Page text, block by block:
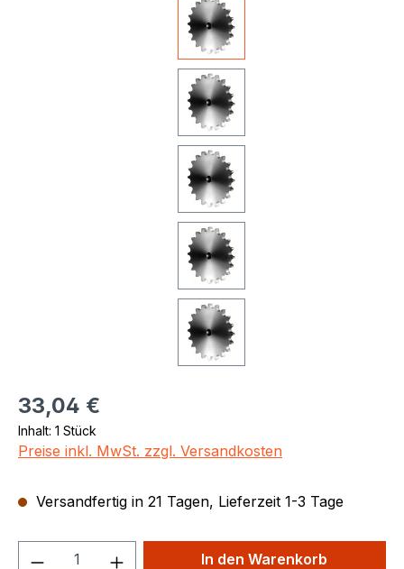
Regulärer Preis:
33,04 €
Inhalt: 1 Stück
Preise inkl. MwSt. zzgl. Versandkosten
Versandfertig in 21 Tagen, Lieferzeit 1-3 Tage
Produkt Anzahl: Gib denIn den Warenkorb